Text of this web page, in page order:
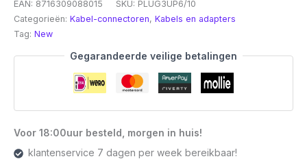
EAN: 8716309088015 SKU: PLUG3UP6/10
Categorieën: Kabel-connectoren, Kabels en adapters
Tag: New
Gegarandeerde veilige betalingen
Voor 18:00uur besteld, morgen in huis!
klantenservice 7 dagen per week bereikbaar!